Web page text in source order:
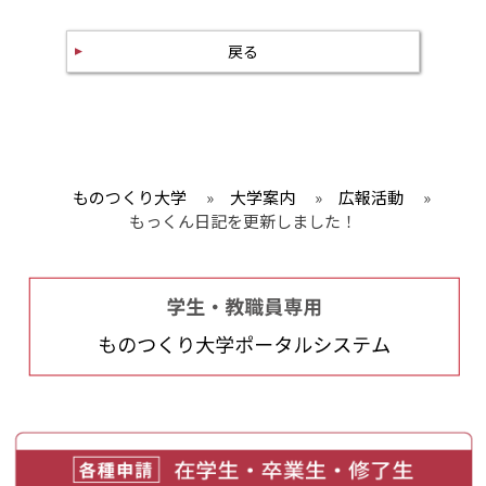
戻る
ものつくり大学 » 大学案内 » 広報活動
»
もっくん日記を更新しました！